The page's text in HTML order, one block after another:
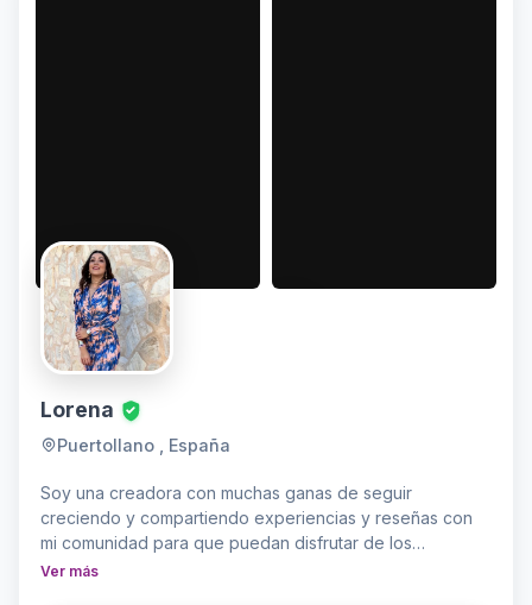
Lorena
Puertollano , España
Soy una creadora con muchas ganas de seguir
creciendo y compartiendo experiencias y reseñas con
mi comunidad para que puedan disfrutar de los
productos que realmente merecen la pena. Me gusta
Ver más